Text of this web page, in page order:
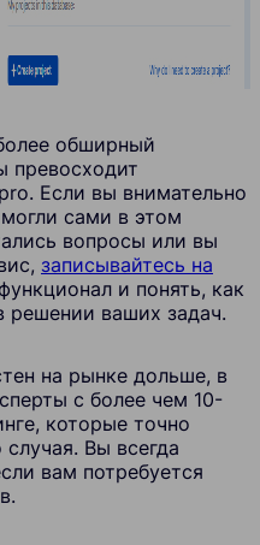
обширный
превосходит
. Если вы внимательно
сами в этом
вопросы или вы
записывайтесь на
и понять, как
ваших задач.
на рынке дольше, в
с более чем 10-
которые точно
Вы всегда
вам потребуется